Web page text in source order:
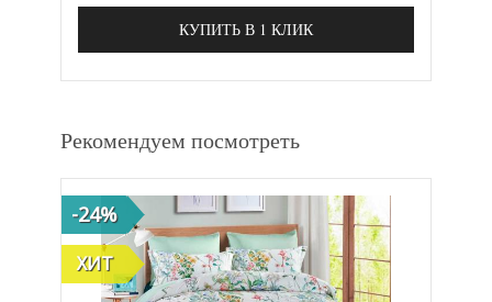
КУПИТЬ В 1 КЛИК
Рекомендуем посмотреть
-24%
ХИТ